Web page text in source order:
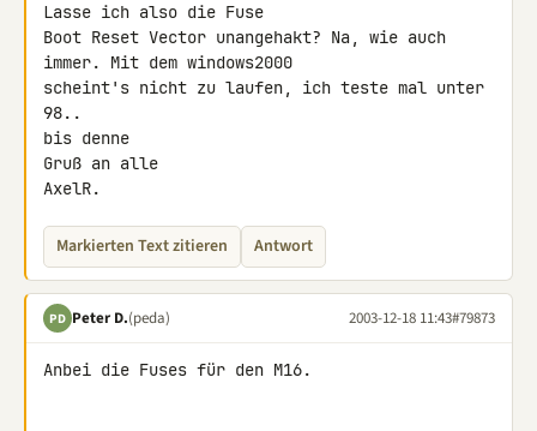
Lasse ich also die Fuse
Boot Reset Vector unangehakt? Na, wie auch
immer. Mit dem windows2000
scheint's nicht zu laufen, ich teste mal unter
98..
bis denne
Gruß an alle
AxelR.
Markierten Text zitieren Antwort
PD Peter D.(peda) 2003-12-18 11:43#79873
Anbei die Fuses für den M16.